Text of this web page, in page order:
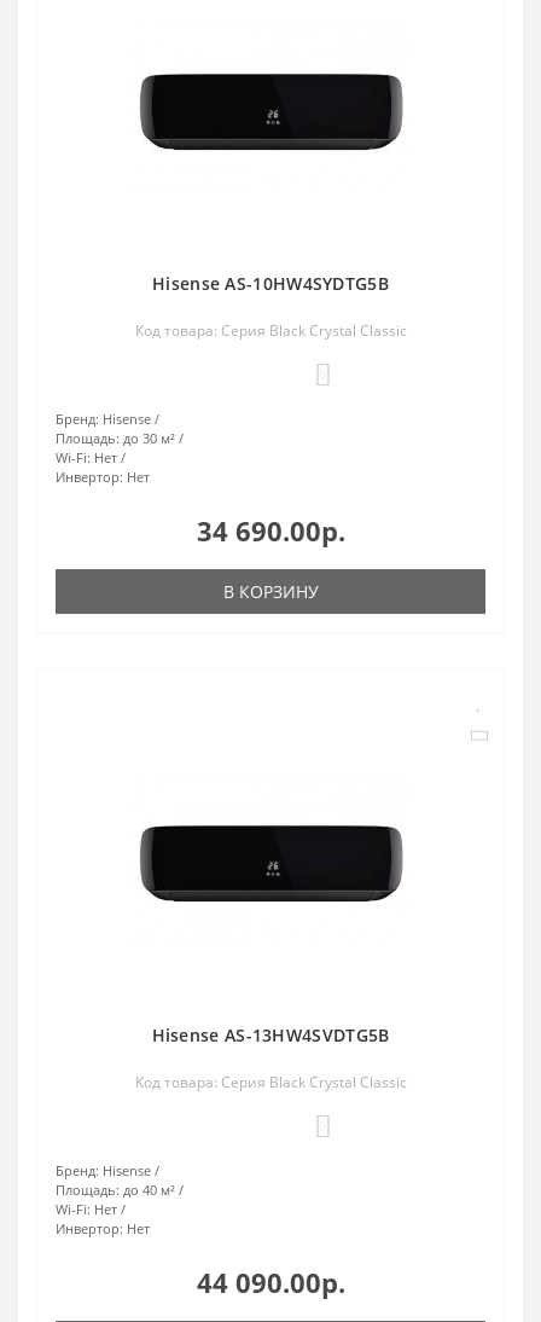
Hisense AS-10HW4SYDTG5B
Код товара: Серия Black Crystal Classic
Бренд: Hisense
Площадь: до 30 м²
Wi-Fi: Нет
Инвертор: Нет
34 690.00р.
В КОРЗИНУ
Hisense AS-13HW4SVDTG5В
Код товара: Серия Black Crystal Classic
Бренд: Hisense
Площадь: до 40 м²
Wi-Fi: Нет
Инвертор: Нет
44 090.00р.